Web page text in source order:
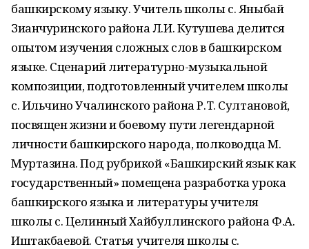
башкирскому языку. Учитель школы с. Яныбай
Зианчуринского района Л.И. Кутушева делится
опытом изучения сложных слов в башкирском
языке. Сценарий литературно-музыкальной
композиции, подготовленный учителем школы
с. Ильчино Учалинского района Р.Т. Султановой,
посвящен жизни и боевому пути легендарной
личности башкирского народа, полководца М.
Муртазина. Под рубрикой «Башкирский язык как
государственный» помещена разработка урока
башкирского языка и литературы учителя
школы с. Целинный Хайбуллинского района Ф.А.
Иштакбаевой. Статья учителя школы с.